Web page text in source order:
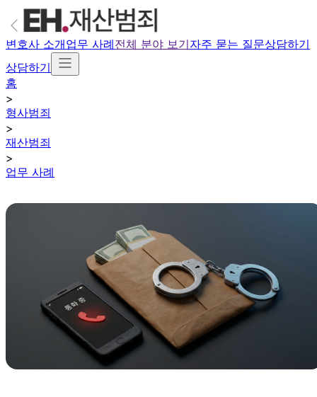
변호사 소개업무 사례전체 분야 보기자주 묻는 질문상담하기
상담하기
홈
>
형사범죄
>
재산범죄
>
업무 사례